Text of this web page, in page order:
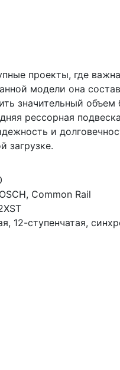
проекты, где
модели она
значительный объем
рессорная
и
загрузке.
Common Rail
12-ступенчатая,